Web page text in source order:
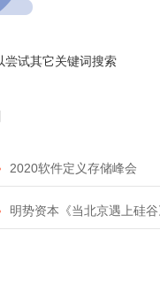
尝试其它关键词搜索
2020软件定义存储峰会
明势资本《当北京遇上硅谷》系列